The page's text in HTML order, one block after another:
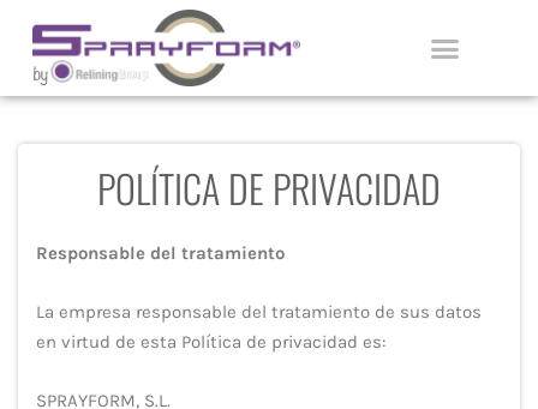
contenido
POLÍTICA DE PRIVACIDAD
Responsable del tratamiento
La empresa responsable del tratamiento de sus datos
en virtud de esta Política de privacidad es:
SPRAYFORM, S.L.